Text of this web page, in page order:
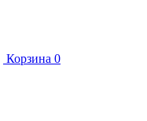
Корзина 0